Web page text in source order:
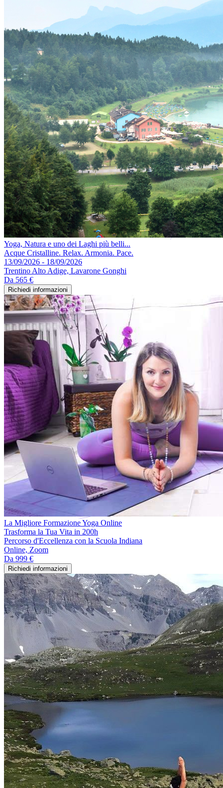
Yoga, Natura e uno dei Laghi più belli...
Acque Cristalline. Relax. Armonia. Pace.
13/09/2026 - 18/09/2026
Trentino Alto Adige, Lavarone Gonghi
Da 565 €
Richiedi informazioni
La Migliore Formazione Yoga Online
Trasforma la Tua Vita in 200h
Percorso d'Eccellenza con la Scuola Indiana
Online, Zoom
Da 999 €
Richiedi informazioni